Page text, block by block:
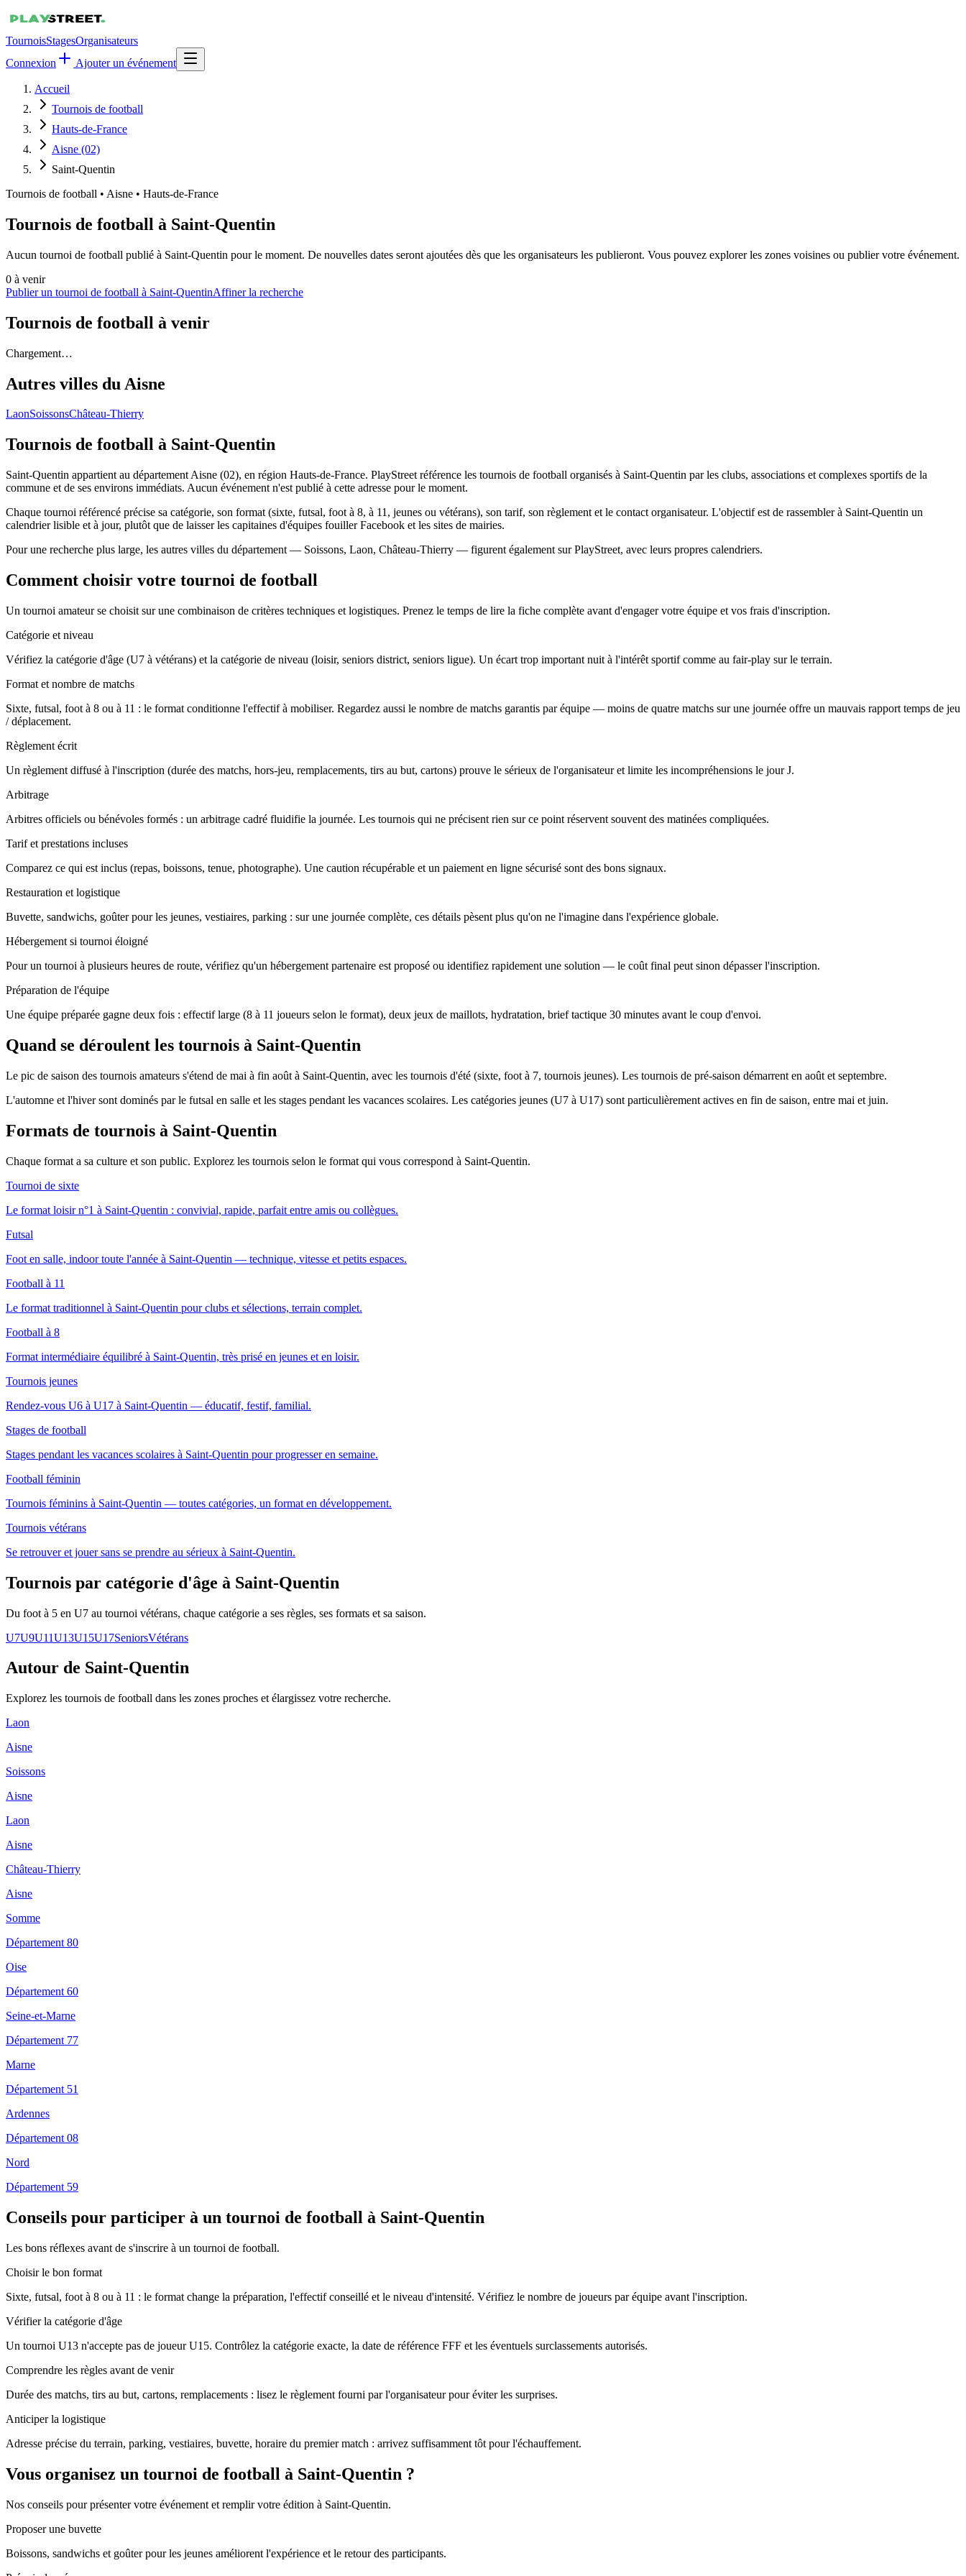
TournoisStagesOrganisateurs
Connexion
Ajouter un événement
Accueil
Tournois de football
Hauts-de-France
Aisne (02)
Saint-Quentin
Tournois de football • Aisne • Hauts-de-France
Tournois de football à Saint-Quentin
Aucun tournoi de football publié à Saint-Quentin pour le moment. De nouvelles dates seront ajoutées dès que les organisateurs les publieront. Vous pouvez explorer les zones voisines ou publier votre événement.
0 à venir
Publier un tournoi de football à Saint-QuentinAffiner la recherche
Tournois de football à venir
Chargement…
Autres villes du Aisne
LaonSoissonsChâteau-Thierry
Tournois de football à Saint-Quentin
Saint-Quentin appartient au département Aisne (02), en région Hauts-de-France. PlayStreet référence les tournois de football organisés à Saint-Quentin par les clubs, associations et complexes sportifs de la
commune et de ses environs immédiats. Aucun événement n'est publié à cette adresse pour le moment.
Chaque tournoi référencé précise sa catégorie, son format (sixte, futsal, foot à 8, à 11, jeunes ou vétérans), son tarif, son règlement et le contact organisateur. L'objectif est de rassembler à Saint-Quentin un
calendrier lisible et à jour, plutôt que de laisser les capitaines d'équipes fouiller Facebook et les sites de mairies.
Pour une recherche plus large, les autres villes du département — Soissons, Laon, Château-Thierry — figurent également sur PlayStreet, avec leurs propres calendriers.
Comment choisir votre tournoi de football
Un tournoi amateur se choisit sur une combinaison de critères techniques et logistiques. Prenez le temps de lire la fiche complète avant d'engager votre équipe et vos frais d'inscription.
Catégorie et niveau
Vérifiez la catégorie d'âge (U7 à vétérans) et la catégorie de niveau (loisir, seniors district, seniors ligue). Un écart trop important nuit à l'intérêt sportif comme au fair-play sur le terrain.
Format et nombre de matchs
Sixte, futsal, foot à 8 ou à 11 : le format conditionne l'effectif à mobiliser. Regardez aussi le nombre de matchs garantis par équipe — moins de quatre matchs sur une journée offre un mauvais rapport temps de jeu
/ déplacement.
Règlement écrit
Un règlement diffusé à l'inscription (durée des matchs, hors-jeu, remplacements, tirs au but, cartons) prouve le sérieux de l'organisateur et limite les incompréhensions le jour J.
Arbitrage
Arbitres officiels ou bénévoles formés : un arbitrage cadré fluidifie la journée. Les tournois qui ne précisent rien sur ce point réservent souvent des matinées compliquées.
Tarif et prestations incluses
Comparez ce qui est inclus (repas, boissons, tenue, photographe). Une caution récupérable et un paiement en ligne sécurisé sont des bons signaux.
Restauration et logistique
Buvette, sandwichs, goûter pour les jeunes, vestiaires, parking : sur une journée complète, ces détails pèsent plus qu'on ne l'imagine dans l'expérience globale.
Hébergement si tournoi éloigné
Pour un tournoi à plusieurs heures de route, vérifiez qu'un hébergement partenaire est proposé ou identifiez rapidement une solution — le coût final peut sinon dépasser l'inscription.
Préparation de l'équipe
Une équipe préparée gagne deux fois : effectif large (8 à 11 joueurs selon le format), deux jeux de maillots, hydratation, brief tactique 30 minutes avant le coup d'envoi.
Quand se déroulent les tournois à Saint-Quentin
Le pic de saison des tournois amateurs s'étend de mai à fin août à Saint-Quentin, avec les tournois d'été (sixte, foot à 7, tournois jeunes). Les tournois de pré-saison démarrent en août et septembre.
L'automne et l'hiver sont dominés par le futsal en salle et les stages pendant les vacances scolaires. Les catégories jeunes (U7 à U17) sont particulièrement actives en fin de saison, entre mai et juin.
Formats de tournois à Saint-Quentin
Chaque format a sa culture et son public. Explorez les tournois selon le format qui vous correspond à Saint-Quentin.
Tournoi de sixte
Le format loisir n°1 à Saint-Quentin : convivial, rapide, parfait entre amis ou collègues.
Futsal
Foot en salle, indoor toute l'année à Saint-Quentin — technique, vitesse et petits espaces.
Football à 11
Le format traditionnel à Saint-Quentin pour clubs et sélections, terrain complet.
Football à 8
Format intermédiaire équilibré à Saint-Quentin, très prisé en jeunes et en loisir.
Tournois jeunes
Rendez-vous U6 à U17 à Saint-Quentin — éducatif, festif, familial.
Stages de football
Stages pendant les vacances scolaires à Saint-Quentin pour progresser en semaine.
Football féminin
Tournois féminins à Saint-Quentin — toutes catégories, un format en développement.
Tournois vétérans
Se retrouver et jouer sans se prendre au sérieux à Saint-Quentin.
Tournois par catégorie d'âge à Saint-Quentin
Du foot à 5 en U7 au tournoi vétérans, chaque catégorie a ses règles, ses formats et sa saison.
U7U9U11U13U15U17SeniorsVétérans
Autour de Saint-Quentin
Explorez les tournois de football dans les zones proches et élargissez votre recherche.
Laon
Aisne
Soissons
Aisne
Laon
Aisne
Château-Thierry
Aisne
Somme
Département 80
Oise
Département 60
Seine-et-Marne
Département 77
Marne
Département 51
Ardennes
Département 08
Nord
Département 59
Conseils pour participer à un tournoi de football à Saint-Quentin
Les bons réflexes avant de s'inscrire à un tournoi de football.
Choisir le bon format
Sixte, futsal, foot à 8 ou à 11 : le format change la préparation, l'effectif conseillé et le niveau d'intensité. Vérifiez le nombre de joueurs par équipe avant l'inscription.
Vérifier la catégorie d'âge
Un tournoi U13 n'accepte pas de joueur U15. Contrôlez la catégorie exacte, la date de référence FFF et les éventuels surclassements autorisés.
Comprendre les règles avant de venir
Durée des matchs, tirs au but, cartons, remplacements : lisez le règlement fourni par l'organisateur pour éviter les surprises.
Anticiper la logistique
Adresse précise du terrain, parking, vestiaires, buvette, horaire du premier match : arrivez suffisamment tôt pour l'échauffement.
Vous organisez un tournoi de football à Saint-Quentin ?
Nos conseils pour présenter votre événement et remplir votre édition à Saint-Quentin.
Proposer une buvette
Boissons, sandwichs et goûter pour les jeunes améliorent l'expérience et le retour des participants.